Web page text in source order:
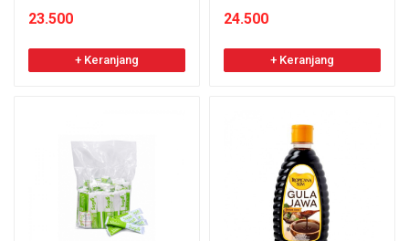
23.500
+ Keranjang
24.500
+ Keranjang